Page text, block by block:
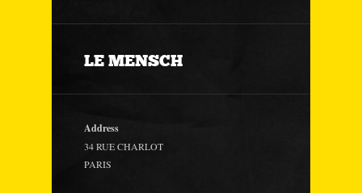
LE MENSCH
Address
34 RUE CHARLOT
PARIS